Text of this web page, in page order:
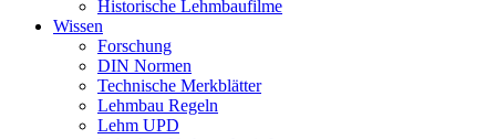
Historische Lehmbaufilme
Wissen
Forschung
DIN Normen
Technische Merkblätter
Lehmbau Regeln
Lehm UPD